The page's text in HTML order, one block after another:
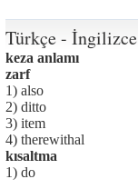
Türkçe - İngilizce
keza anlamı
zarf
1) also
2) ditto
3) item
4) therewithal
kısaltma
1) do